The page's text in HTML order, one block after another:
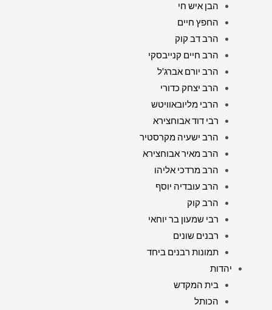
הבן איש חי
החפץ חיים
הרב דב קוק
הרב חיים קנייבסקי
הרב יורם אברג'ל
הרב יצחק כדורי
הרבי מליובאוויטש
רבי דוד אבוחצירא
הרב ישעיה מקרסטיר
הרב מאיר אבוחצירא
הרב מרדכי אליהו
הרב עובדיה יוסף
הרב קוק
רבי שמעון בר יוחאי
רבנים שונים
תמונות רבנים ביחד
יהדות
בית המקדש
הכותל